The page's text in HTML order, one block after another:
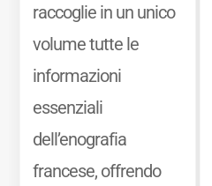
raccoglie in un unico
volume tutte le
informazioni
essenziali
dell’enografia
francese, offrendo